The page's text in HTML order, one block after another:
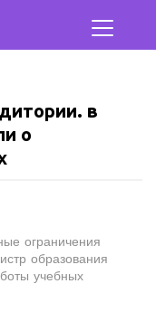
в
о
ограничения
образования
учебных